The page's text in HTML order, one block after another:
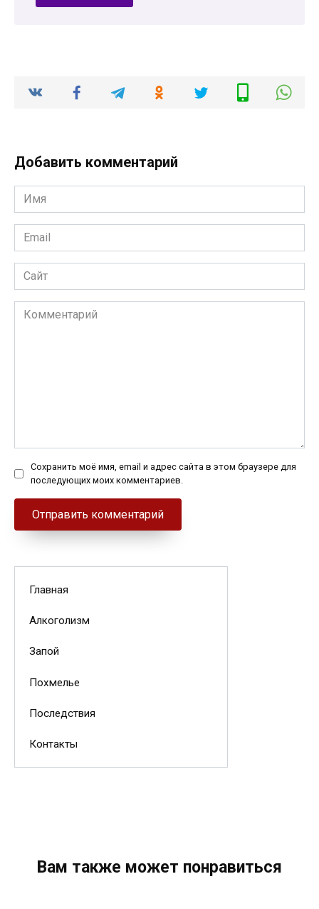
Добавить комментарий
Имя
*
Email
*
Сайт
Комментарий
Сохранить моё имя, email и адрес сайта в этом браузере для
последующих моих комментариев.
Главная
Алкоголизм
Запой
Похмелье
Последствия
Контакты
Вам также может понравиться